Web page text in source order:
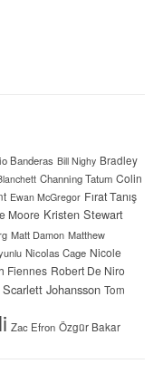
Banderas Bill Nighy Bradley
Channing Tatum Colin
Ewan McGregor Fırat Tanış
Moore Kristen Stewart
Matt Damon Matthew
Nicolas Cage Nicole
Fiennes Robert De Niro
Scarlett Johansson Tom
Zac Efron Özgür Bakar